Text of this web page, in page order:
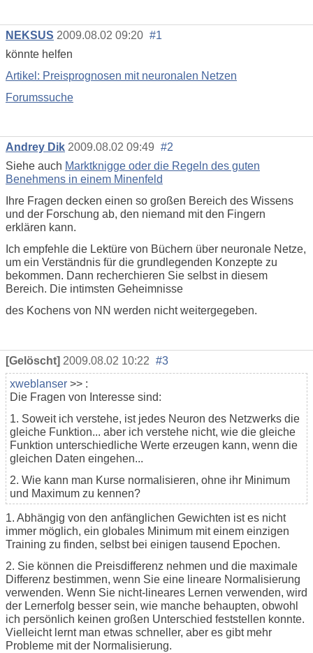
NEKSUS 2009.08.02 09:20 #1
könnte helfen
Artikel: Preisprognosen mit neuronalen Netzen
Forumssuche
Andrey Dik 2009.08.02 09:49 #2
Siehe auch Marktknigge oder die Regeln des guten
Benehmens in einem Minenfeld
Ihre Fragen decken einen so großen Bereich des Wissens
und der Forschung ab, den niemand mit den Fingern
erklären kann.
Ich empfehle die Lektüre von Büchern über neuronale Netze,
um ein Verständnis für die grundlegenden Konzepte zu
bekommen. Dann recherchieren Sie selbst in diesem
Bereich. Die intimsten Geheimnisse
des Kochens von NN werden nicht weitergegeben.
[Gelöscht] 2009.08.02 10:22 #3
xweblanser >> :
Die Fragen von Interesse sind:
1. Soweit ich verstehe, ist jedes Neuron des Netzwerks die
gleiche Funktion... aber ich verstehe nicht, wie die gleiche
Funktion unterschiedliche Werte erzeugen kann, wenn die
gleichen Daten eingehen...
2. Wie kann man Kurse normalisieren, ohne ihr Minimum
und Maximum zu kennen?
1. Abhängig von den anfänglichen Gewichten ist es nicht
immer möglich, ein globales Minimum mit einem einzigen
Training zu finden, selbst bei einigen tausend Epochen.
2. Sie können die Preisdifferenz nehmen und die maximale
Differenz bestimmen, wenn Sie eine lineare Normalisierung
verwenden. Wenn Sie nicht-lineares Lernen verwenden, wird
der Lernerfolg besser sein, wie manche behaupten, obwohl
ich persönlich keinen großen Unterschied feststellen konnte.
Vielleicht lernt man etwas schneller, aber es gibt mehr
Probleme mit der Normalisierung.